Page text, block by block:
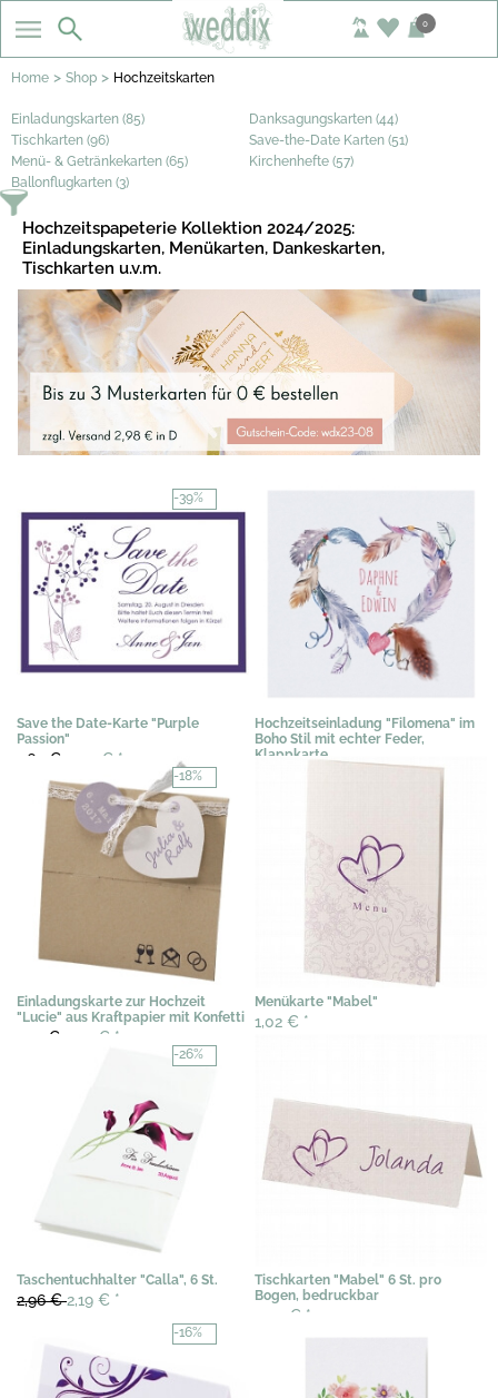
0
Home > Shop > Hochzeitskarten
Einladungskarten (85)
Danksagungskarten (44)
Tischkarten (96)
Save-the-Date Karten (51)
Menü- & Getränkekarten (65)
Kirchenhefte (57)
Ballonflugkarten (3)
Hochzeitspapeterie Kollektion 2024/2025:
Einladungskarten, Menükarten, Dankeskarten,
Tischkarten u.v.m.
-39%
Save the Date-Karte "Purple
Passion"
1,63 € 0,99 € *
Hochzeitseinladung "Filomena" im
Boho Stil mit echter Feder,
Klappkarte
-18%
Einladungskarte zur Hochzeit
"Lucie" aus Kraftpapier mit Konfetti
2,91 € 2,39 € *
Menükarte "Mabel"
1,02 € *
-26%
Taschentuchhalter "Calla", 6 St.
2,96 €2,19 € *
Tischkarten "Mabel" 6 St. pro
Bogen, bedruckbar
3,07 € *
-16%